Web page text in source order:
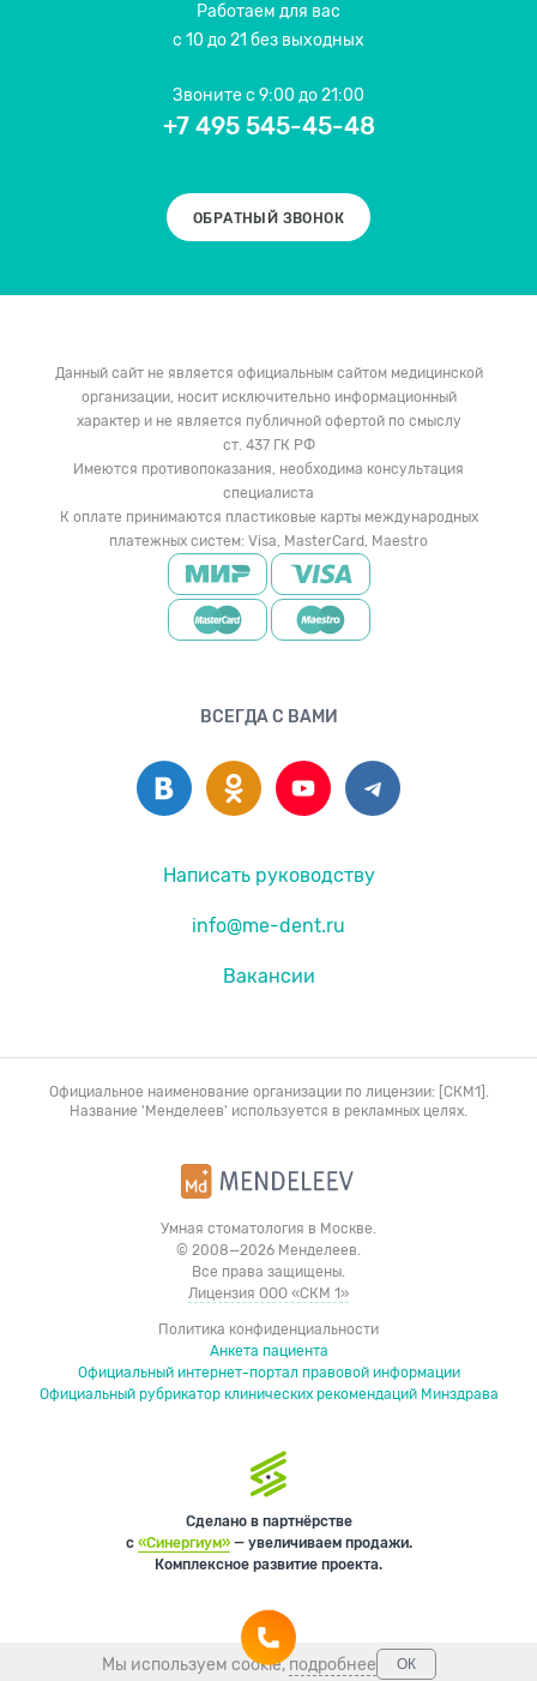
Работаем для вас
с 10 до 21 без выходных
Звонитес 9:00 до 21:00
+7 495 545-45-48
ОБРАТНЫЙ ЗВОНОК
Данный сайт не является официальным сайтом медицинской
организации, носит исключительно информационный
характер и не является публичной офертой по смыслу
ст. 437 ГК РФ
Имеются противопоказания, необходима консультация
специалиста
К оплате принимаются пластиковые карты международных
платежных систем: Visa, MasterCard, Maestro
ВСЕГДА С ВАМИ
Написать руководству
info@me-dent.ru
Вакансии
Официальное наименование организации по лицензии: [СКМ1].
Название 'Менделеев' используется в рекламных целях.
Умная стоматология в Москве.
© 2008—2026 Менделеев.
Все права защищены.
Лицензия ООО «СКМ 1»
Политика конфиденциальности
Анкета пациента
Официальный интернет-портал правовой информации
Официальный рубрикатор клинических рекомендаций Минздрава
Сделано в партнёрстве
с «Синергиум»— увеличиваем продажи.
Комплексное развитие проекта.
Мы используем cookie,подробнее ОК